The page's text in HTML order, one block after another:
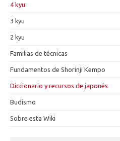
4 kyu
3 kyu
2 kyu
Familias de técnicas
Fundamentos de Shorinji Kempo
Diccionario y recursos de japonés
Budismo
Sobre esta Wiki